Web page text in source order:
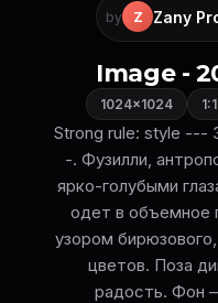
by Z Zany
Image -
1024×1024 1:1
Strong rule: style ---
-. Фузилли,
ярко-голубыми
одет в объемное
узором
цветов. Поза
радость. Фон